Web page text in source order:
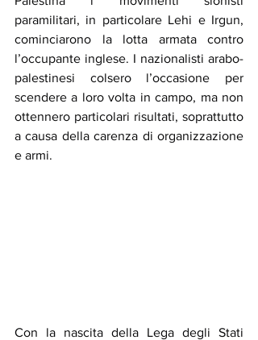
paramilitari, in particolare Lehi e Irgun,
cominciarono la lotta armata contro
l’occupante inglese. I nazionalisti arabo-
palestinesi colsero l’occasione per
scendere a loro volta in campo, ma non
ottennero particolari risultati, soprattutto
a causa della carenza di organizzazione
e armi.
Con la nascita della Lega degli Stati